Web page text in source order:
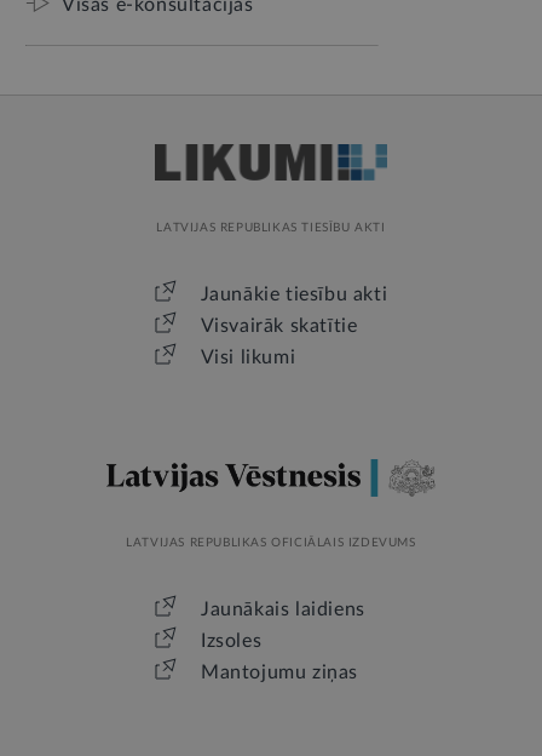
Visas e-konsultācijas
LATVIJAS REPUBLIKAS TIESĪBU AKTI
Jaunākie tiesību akti
Visvairāk skatītie
Visi likumi
LATVIJAS REPUBLIKAS OFICIĀLAIS IZDEVUMS
Jaunākais laidiens
Izsoles
Mantojumu ziņas